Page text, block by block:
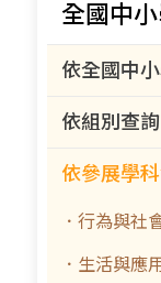
全國中
依全國中
依組別查詢
依參展學
．行為與社
．生活與應